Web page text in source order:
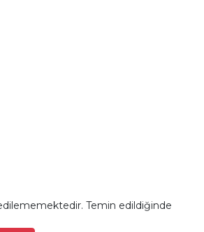
Temin edildiğinde